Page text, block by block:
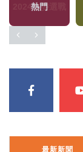
熱門
最新新聞